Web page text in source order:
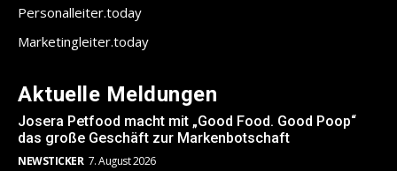
Personalleiter.today
Marketingleiter.today
Aktuelle Meldungen
Josera Petfood macht mit „Good Food. Good Poop“
das große Geschäft zur Markenbotschaft
NEWSTICKER 7. August 2026